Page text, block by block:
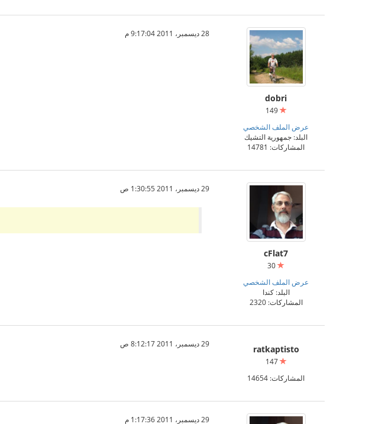
dobri
149
عرض الملف الشخصي
البلد: جمهورية التشيك
المشاركات: 14781
28 ديسمبر، 2011 9:17:04 م
cFlat7
عرض الملف الشخصي
البلد: كندا
المشاركات: 2320
29 ديسمبر، 2011 1:30:55 ص
ratkaptisto
147
المشاركات: 14654
29 ديسمبر، 2011 8:12:17 ص
29 ديسمبر، 2011 1:17:36 م